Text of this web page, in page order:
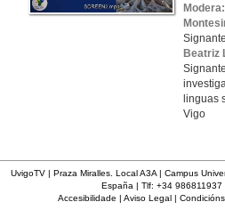
Beatriz
linguas
Vigo
UvigoTV | Praza Miralles. Local A3A | Campus
España | Tlf: +34 986811937
Accesibilidade | Aviso Legal|